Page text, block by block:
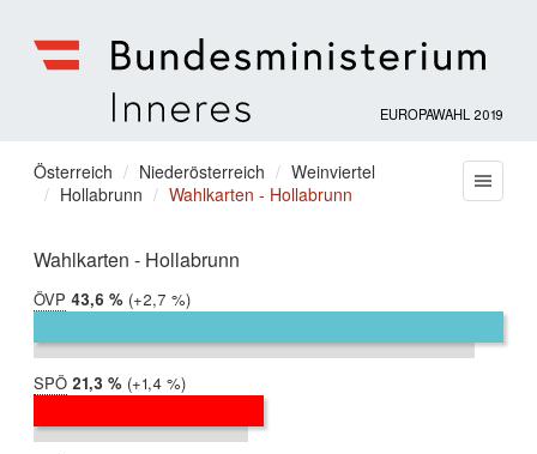
für
Inneres
EUROPAWAHL 2019
Sie
befinden
hier:
Österreich Niederösterreich
Weinviertel
Hollabrunn
Wahlkarten - Hollabrunn
Wahlkarten - Hollabrunn
ÖVP 2019:
43,6 %
2014:
40,9 %
Differenz:
+2,7 %
SPÖ 2019:
21,3 %
2014:
19,9 %
Differenz:
+1,4 %